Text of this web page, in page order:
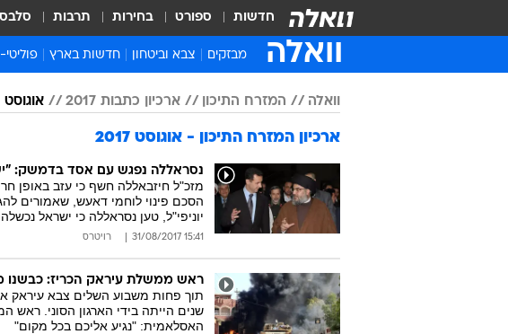
חדשות ספורט בחירות תרבות סלבס
וואלה מבזקים צבא וביטחון חדשות בארץ
חדשות פלילים ומשפט
חינוך
ישראלים בחו"ל
בריאות
חברה ורווחה
יחסי
וואלה המזרח התיכון ארכיון כתבות 2017 אוגוסט
ארכיון המזרח התיכון - אוגוסט 2017
נסראללה נפגש עם אסד בדמשק:
מזכ"ל חיזבאללה חשף כי עזב באופן
הסכם פינוי לוחמי דאעש, שאמורים
יוניפי"ל, טען נסראללה כי ישראל
15:41 31/08/2017 רויטרס
ראש ממשלת עיראק הכריז: כבשנו
תוך פחות משבוע השלים צבא עיראק
שנים הייתה בידי הארגון הסוני.
האסלאמית: "נגיע אליכם בכל מקום"